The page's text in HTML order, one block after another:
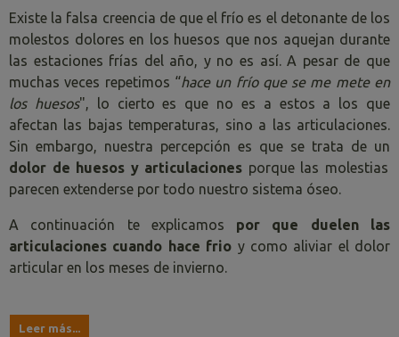
Existe la falsa creencia de que el frío es el detonante de los
molestos dolores en los huesos que nos aquejan durante
las estaciones frías del año, y no es así. A pesar de que
muchas veces repetimos “hace un frío que se me mete en
los huesos", lo cierto es que no es a estos a los que
afectan las bajas temperaturas, sino a las articulaciones.
Sin embargo, nuestra percepción es que se trata de un
dolor de huesos y articulaciones porque las molestias
parecen extenderse por todo nuestro sistema óseo.
A continuación te explicamos por que duelen las
articulaciones cuando hace frio y como aliviar el dolor
articular en los meses de invierno.
Leer más...